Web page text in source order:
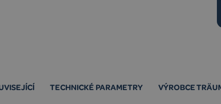
TECHNICKÉ PARAMETRY VÝROBCE